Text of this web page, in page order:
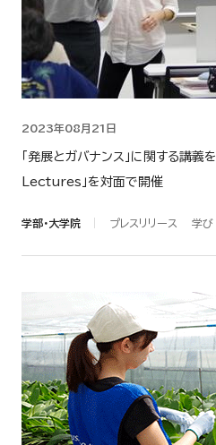
2023年08月21日
「発展とガバナンス」に関する講
Lectures」を対面で開催
学部・大学院 プレスリリース 学び